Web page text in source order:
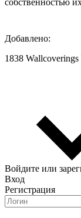
собственностью
Добавлено:
1838
Войдите или
Вход
Регистрация